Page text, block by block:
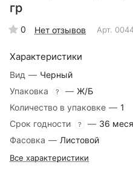
гр
0 Нет отзывов Арт.
Характеристики
Вид — Черный
Упаковка
? — Ж/Б
Количество в упаковке — 1
Срок годности
? — 36
Фасовка — Листовой
Все характеристики